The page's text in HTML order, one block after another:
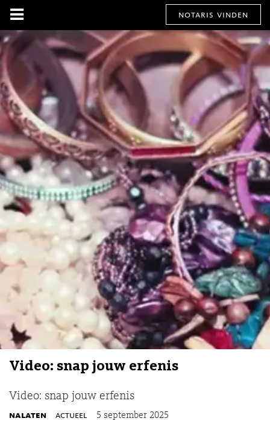
notaris vinden
Video: snap jouw erfenis
Video: snap jouw erfenis
nalaten actueel 5 september 2025